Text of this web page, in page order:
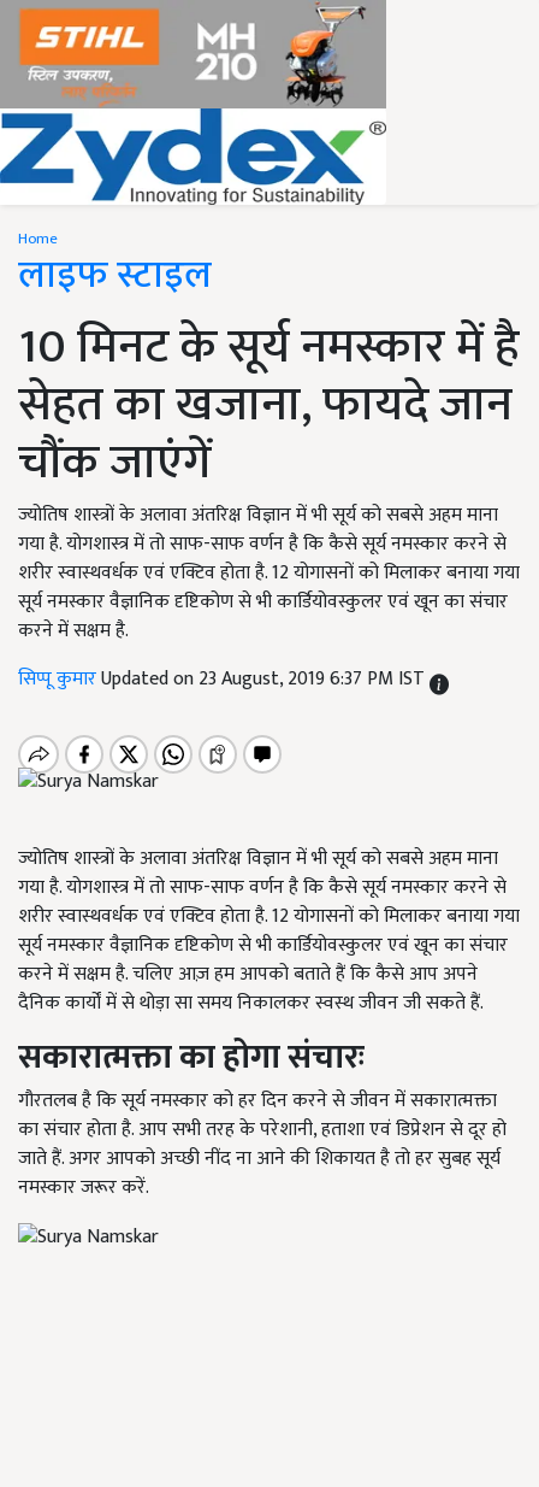
Home
लाइफ स्टाइल
10 मिनट के सूर्य नमस्कार में है
सेहत का खजाना, फायदे जान
चौंक जाएंगें
ज्योतिष शास्त्रों के अलावा अंतरिक्ष विज्ञान में भी सूर्य को सबसे अहम माना
गया है. योगशास्त्र में तो साफ-साफ वर्णन है कि कैसे सूर्य नमस्कार करने से
शरीर स्वास्थवर्धक एवं एक्टिव होता है. 12 योगासनों को मिलाकर बनाया गया
सूर्य नमस्कार वैज्ञानिक दृष्टिकोण से भी कार्डियोवस्कुलर एवं खून का संचार
करने में सक्षम है.
सिप्पू कुमारUpdated on 23 August, 2019 6:37 PM IST
ज्योतिष शास्त्रों के अलावा अंतरिक्ष विज्ञान में भी सूर्य को सबसे अहम माना
गया है. योगशास्त्र में तो साफ-साफ वर्णन है कि कैसे सूर्य नमस्कार करने से
शरीर स्वास्थवर्धक एवं एक्टिव होता है. 12 योगासनों को मिलाकर बनाया गया
सूर्य नमस्कार वैज्ञानिक दृष्टिकोण से भी कार्डियोवस्कुलर एवं खून का संचार
करने में सक्षम है. चलिए आज़ हम आपको बताते हैं कि कैसे आप अपने
दैनिक कार्यों में से थोड़ा सा समय निकालकर स्वस्थ जीवन जी सकते हैं.
सकारात्मक्ता का होगा संचारः
गौरतलब है कि सूर्य नमस्कार को हर दिन करने से जीवन में सकारात्मक्ता
का संचार होता है. आप सभी तरह के परेशानी, हताशा एवं डिप्रेशन से दूर हो
जाते हैं. अगर आपको अच्छी नींद ना आने की शिकायत है तो हर सुबह सूर्य
नमस्कार जरूर करें.